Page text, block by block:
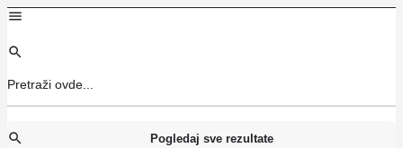
Pogledaj sve rezultate